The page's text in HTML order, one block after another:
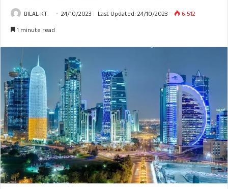
BILAL KT 24/10/2023 Last Updated: 24/10/2023
6,512
1 minute read